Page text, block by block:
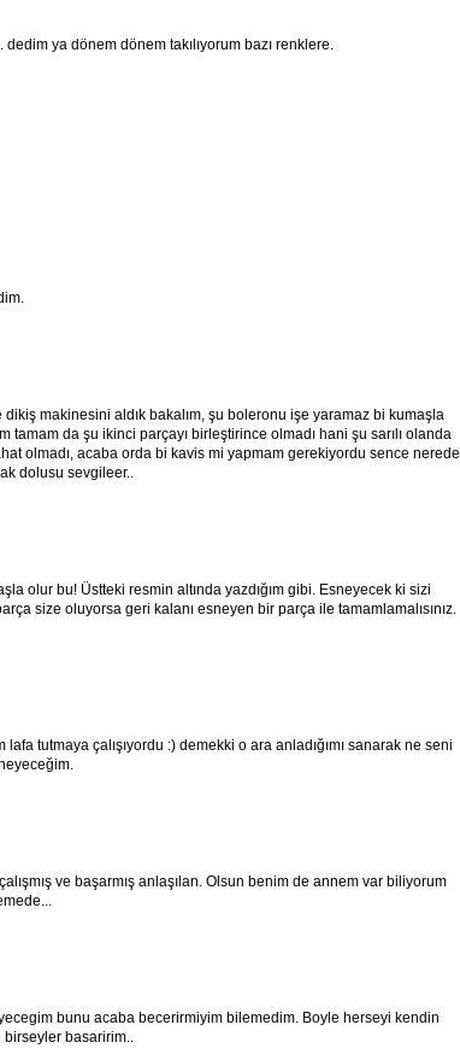
ya dönem dönem takılıyorum bazı renklere.
makinesini aldık bakalım, şu boleronu işe yaramaz bi kumaşla
tamam da şu ikinci parçayı birleştirince olmadı hani şu sarılı olanda
olmadı, acaba orda bi kavis mi yapmam gerekiyordu sence nerede
dolusu sevgileer..
olur bu! Üstteki resmin altında yazdığım gibi. Esneyecek ki sizi
size oluyorsa geri kalanı esneyen bir parça ile tamamlamalısınız.
lafa tutmaya çalışıyordu :) demekki o ara anladığımı sanarak ne seni
ve başarmış anlaşılan. Olsun benim de annem var biliyorum
bunu acaba becerirmiyim bilemedim. Boyle herseyi kendin
basaririm..